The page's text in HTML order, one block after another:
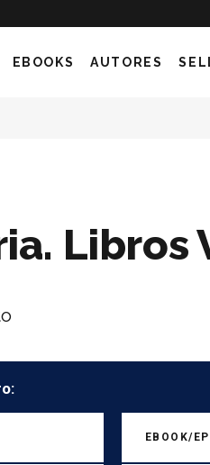
EBOOKS AUTORES
Libros
EBOOK/